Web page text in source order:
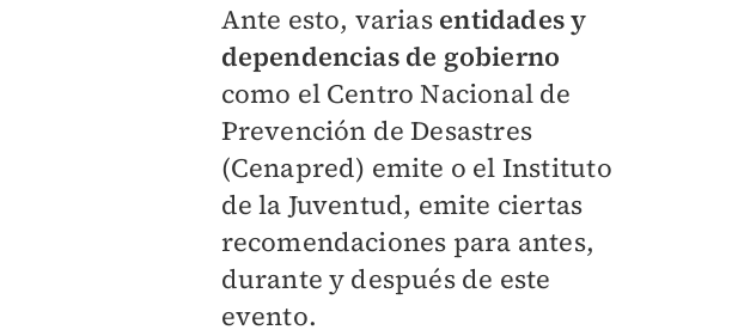
Ante esto, varias entidades y
dependencias de gobierno
como el Centro Nacional de
Prevención de Desastres
(Cenapred) emite o el Instituto
de la Juventud, emite ciertas
recomendaciones para antes,
durante y después de este
evento.